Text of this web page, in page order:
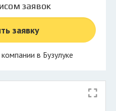
заявок
заявку
в Бузулуке